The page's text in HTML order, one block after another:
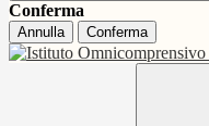
Conferma
Annulla Conferma